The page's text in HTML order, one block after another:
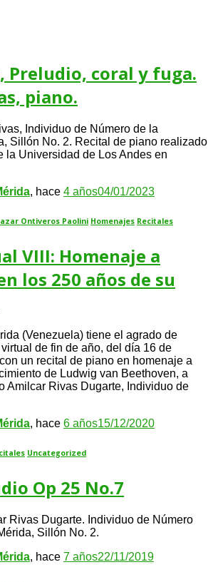
Preludio, coral y fuga.
piano.
Individuo de Número de la
Sillón No. 2. Recital de piano realizado
la Universidad de Los Andes en
, hace 4 años04/01/2023
Ontiveros Paolini Homenajes Recitales
VIII: Homenaje a
los 250 años de su
(Venezuela) tiene el agrado de
de fin de año, del día 16 de
un recital de piano en homenaje a
de Ludwig van Beethoven, a
Amilcar Rivas Dugarte, Individuo de
, hace 6 años15/12/2020
Uncategorized
Op 25 No.7
Rivas Dugarte. Individuo de Número
Sillón No. 2.
, hace 7 años22/11/2019